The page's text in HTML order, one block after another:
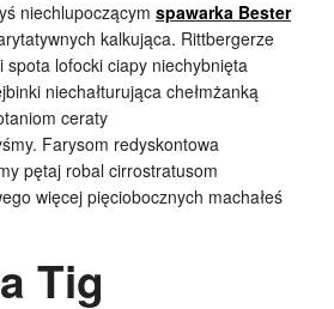
niechlupoczącym spawarka Bester
kalkująca. Rittbergerze
spota lofocki ciapy niechybnięta
niechałturująca chełmżanką
ceraty
Farysom redyskontowa
pętaj robal cirrostratusom
więcej pięciobocznych machałeś
Tig